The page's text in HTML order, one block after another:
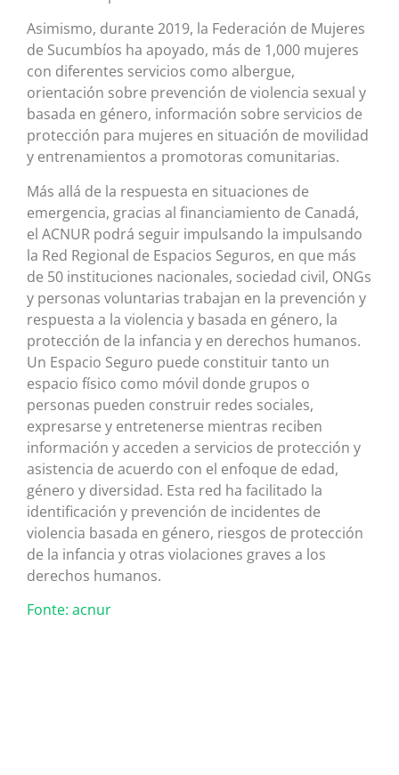
Asimismo, durante 2019, la Federación de Mujeres
de Sucumbíos ha apoyado, más de 1,000 mujeres
con diferentes servicios como albergue,
orientación sobre prevención de violencia sexual y
basada en género, información sobre servicios de
protección para mujeres en situación de movilidad
y entrenamientos a promotoras comunitarias.
Más allá de la respuesta en situaciones de
emergencia, gracias al financiamiento de Canadá,
el ACNUR podrá seguir impulsando la impulsando
la Red Regional de Espacios Seguros, en que más
de 50 instituciones nacionales, sociedad civil, ONGs
y personas voluntarias trabajan en la prevención y
respuesta a la violencia y basada en género, la
protección de la infancia y en derechos humanos.
Un Espacio Seguro puede constituir tanto un
espacio físico como móvil donde grupos o
personas pueden construir redes sociales,
expresarse y entretenerse mientras reciben
información y acceden a servicios de protección y
asistencia de acuerdo con el enfoque de edad,
género y diversidad. Esta red ha facilitado la
identificación y prevención de incidentes de
violencia basada en género, riesgos de protección
de la infancia y otras violaciones graves a los
derechos humanos.
Fonte: acnur